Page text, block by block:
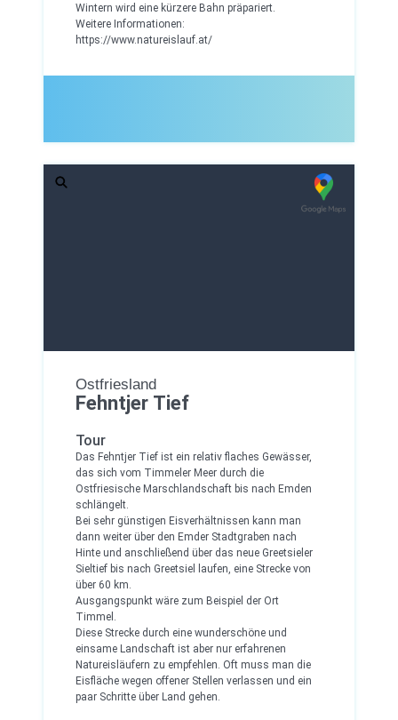
Wintern wird eine kürzere Bahn präpariert.
Weitere Informationen:
https://www.natureislauf.at/
Ostfriesland
Fehntjer Tief
Tour
Das Fehntjer Tief ist ein relativ flaches Gewässer,
das sich vom Timmeler Meer durch die
Ostfriesische Marschlandschaft bis nach Emden
schlängelt.
Bei sehr günstigen Eisverhältnissen kann man
dann weiter über den Emder Stadtgraben nach
Hinte und anschließend über das neue Greetsieler
Sieltief bis nach Greetsiel laufen, eine Strecke von
über 60 km.
Ausgangspunkt wäre zum Beispiel der Ort
Timmel.
Diese Strecke durch eine wunderschöne und
einsame Landschaft ist aber nur erfahrenen
Natureisläufern zu empfehlen. Oft muss man die
Eisfläche wegen offener Stellen verlassen und ein
paar Schritte über Land gehen.